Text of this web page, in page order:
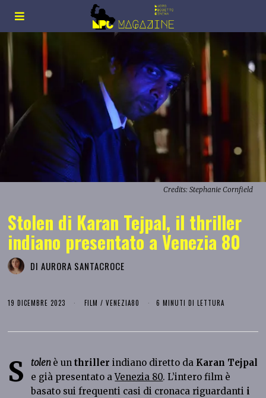
Credits: Stephanie Cornfield
Stolen di Karan Tejpal, il thriller
indiano presentato a Venezia 80
DIAURORA SANTACROCE
19 DICEMBRE 2023 FILM / VENEZIA80 6 MINUTI DI LETTURA
S tolen è unthrillerindiano diretto da Karan Tejpal
e già presentato aVenezia 80. L’intero film è
basato sui frequenti casi di cronaca riguardanti i